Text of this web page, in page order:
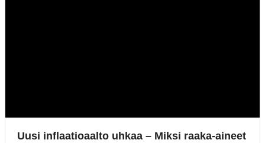
Uusi inflaatioaalto uhkaa – Miksi raaka-aineet